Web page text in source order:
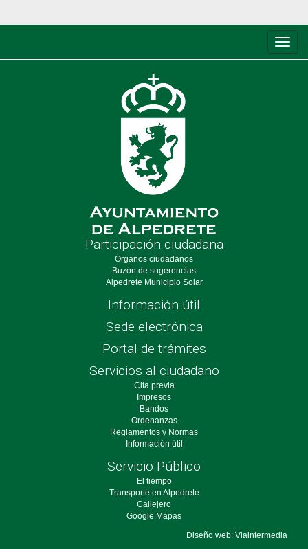
de
Participación ciudadana
Órganos ciudadanos
Buzón de sugerencias
Alpedrete Municipio Solar
Información útil
Sede electrónica
Portal de trámites
Servicios al ciudadano
Cita previa
Impresos
Bandos
Ordenanzas
Reglamentos y Normas
Información útil
Servicio Público
El tiempo
Transporte en Alpedrete
Callejero
Google Mapas
Diseño web: Viaintermedia